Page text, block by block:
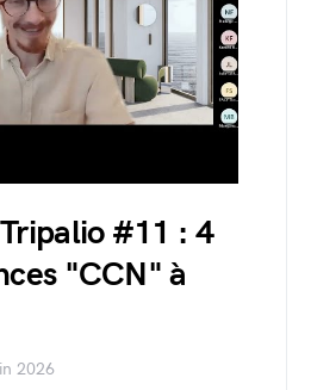
#11 : 4
"CCN" à
2026